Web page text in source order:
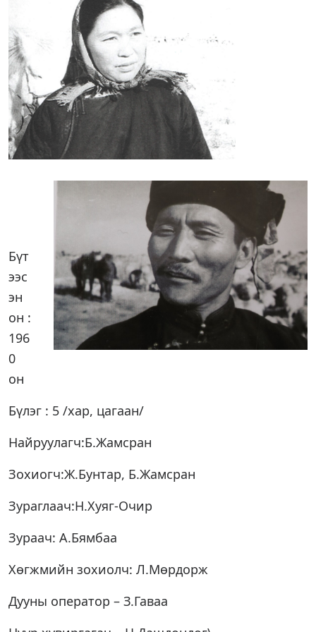
Бүт
ээс
эн
он :
196
0
он
Бүлэг : 5 /хар, цагаан/
Найруулагч:Б.Жамсран
Зохиогч:Ж.Бунтар, Б.Жамсран
Зураглаач:Н.Хуяг-Очир
Зураач: А.Бямбаа
Хөгжмийн зохиолч: Л.Мөрдорж
Дууны оператор – З.Гаваа